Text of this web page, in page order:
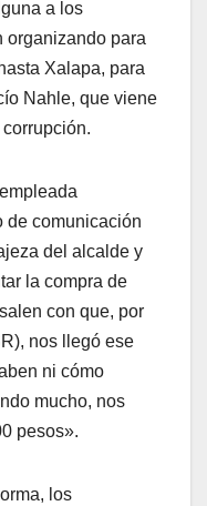
a los
organizando para
Xalapa, para
Nahle, que viene
de comunicación
del alcalde y
la compra de
con que, por
nos llegó ese
ni cómo
mucho, nos
pesos».
los